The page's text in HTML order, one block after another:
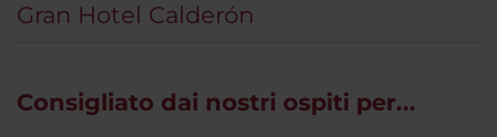
Gran Hotel Calderón
Consigliato dai nostri ospiti per...